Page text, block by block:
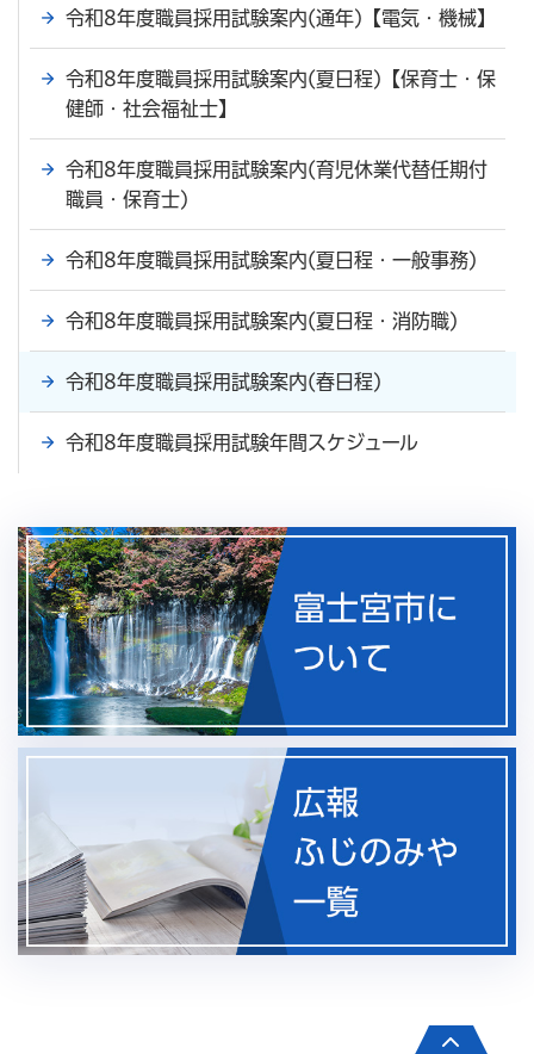
令和8年度職員採用試験案内(通年)【電気・機械】
令和8年度職員採用試験案内(夏日程)【保育士・保
健師・社会福祉士】
令和8年度職員採用試験案内(育児休業代替任期付
職員・保育士)
令和8年度職員採用試験案内(夏日程・一般事務)
令和8年度職員採用試験案内(夏日程・消防職)
令和8年度職員採用試験案内(春日程)
令和8年度職員採用試験年間スケジュール